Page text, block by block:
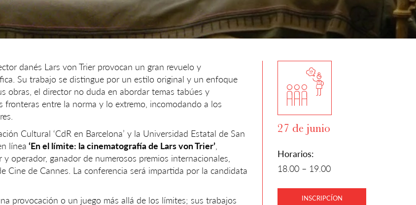
danés Lars von Trier provocan un gran revuelo y
Su trabajo se distingue por un estilo original y un enfoque
obras, el director no duda en abordar temas tabúes y
fronteras entre la norma y lo extremo, incomodando a los
Cultural ‘CdR en Barcelona’ y la Universidad Estatal de San
línea ‘En el límite: la cinematografía de Lars von Trier’
operador, ganador de numerosos premios internacionales,
Cine de Cannes. La conferencia será impartida por la candidata
provocación o un juego más allá de los límites; sus trabajos
27 de junio
Horarios:
18.00 – 19.00
INSCRIPCÍON